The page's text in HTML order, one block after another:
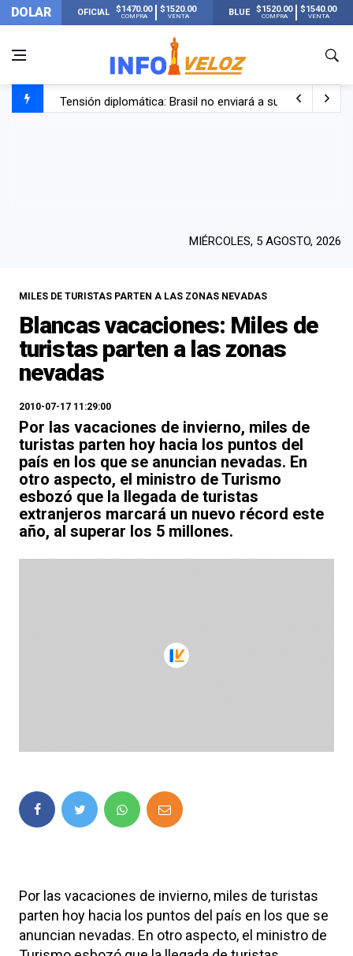
DOLAR OFICIAL $1470.00
COMPRA
$1520.00
VENTA BLUE $1520.00
COMPRA
$1540.00
VENTA
Tensión diplomática: Brasil no enviará a su embajador
MIÉRCOLES, 5 AGOSTO, 2026
MILES DE TURISTAS PARTEN A LAS ZONAS NEVADAS
Blancas vacaciones: Miles de
turistas parten a las zonas
nevadas
2010-07-17 11:29:00
Por las vacaciones de invierno, miles de
turistas parten hoy hacia los puntos del
país en los que se anuncian nevadas. En
otro aspecto, el ministro de Turismo
esbozó que la llegada de turistas
extranjeros marcará un nuevo récord este
año, al superar los 5 millones.
Por las vacaciones de invierno, miles de turistas
parten hoy hacia los puntos del país en los que se
anuncian nevadas. En otro aspecto, el ministro de